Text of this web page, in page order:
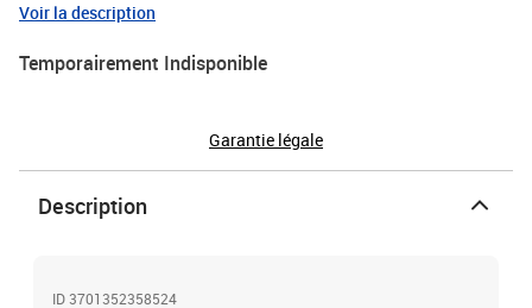
Voir la description
Temporairement Indisponible
Garantie légale
Description
ID 3701352358524